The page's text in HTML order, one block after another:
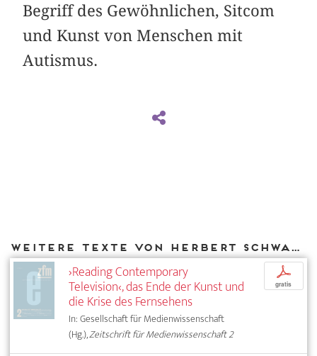
Begriff des Gewöhnlichen, Sitcom
und Kunst von Menschen mit
Autismus.
Weitere Texte von Herbert Schwaab bei DIAPHANES
›Reading Contemporary
Television‹, das Ende der Kunst und
die Krise des Fernsehens
In: Gesellschaft für Medienwissenschaft
(Hg.),Zeitschrift für Medienwissenschaft 2
p
gratis